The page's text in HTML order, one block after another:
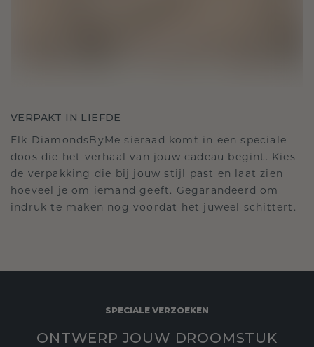
VERPAKT IN LIEFDE
Elk DiamondsByMe sieraad komt in een speciale
doos die het verhaal van jouw cadeau begint. Kies
de verpakking die bij jouw stijl past en laat zien
hoeveel je om iemand geeft. Gegarandeerd om
indruk te maken nog voordat het juweel schittert.
SPECIALE VERZOEKEN
ONTWERP JOUW DROOMSTUK